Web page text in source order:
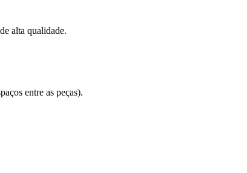
alta qualidade.
entre as peças).